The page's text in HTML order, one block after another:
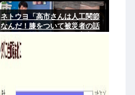
ネトウヨ「高市さんは人工関節
なんだ！膝をついて被災者の話
聞くとか拷問だろ！」⇒高市の
膝に人工関節の手術痕が見当た
らない